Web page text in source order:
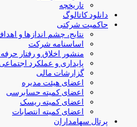
تاریخچه
دانلود کاتالوگ
حاکمیت شرکتی
نتایج، چشم اندازها و
اساسنامه شرکت
منشور اخلاق و رفتار
پایداری و عملکرد
گزارشات مالی
اعضای هیئت مدیره
اعضای کمیته حسابرسی
اعضای کمیته ریسک
اعضای کمیته انتصابات
پرتال سهامداران